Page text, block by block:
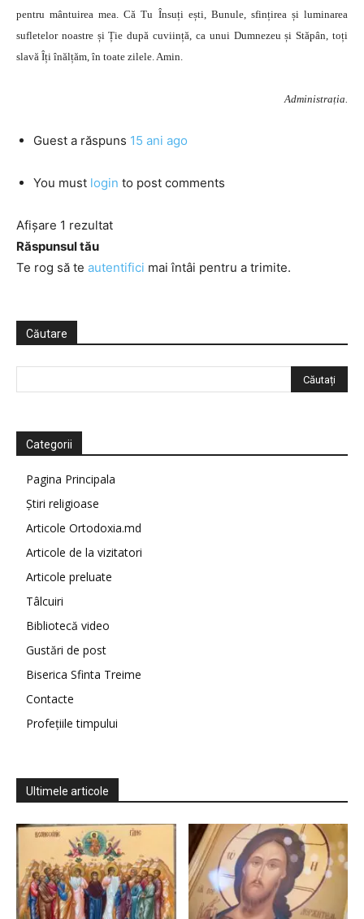
pentru mântuirea mea. Că Tu Însuți ești, Bunule, sfințirea și luminarea
sufletelor noastre și Ție după cuviință, ca unui Dumnezeu și Stăpân, toți
slavă Îți înălțăm, în toate zilele. Amin.
Administrația.
Guest a răspuns 15 ani ago
You must login to post comments
Afișare 1 rezultat
Răspunsul tău
Te rog să te autentifici mai întâi pentru a trimite.
Căutare
Categorii
Pagina Principala
Știri religioase
Articole Ortodoxia.md
Articole de la vizitatori
Articole preluate
Tâlcuiri
Bibliotecă video
Gustări de post
Biserica Sfinta Treime
Contacte
Profețiile timpului
Ultimele articole